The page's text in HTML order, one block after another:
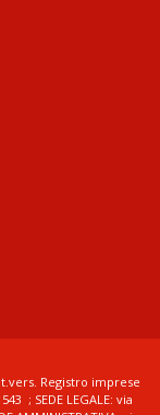
Registro imprese
; SEDE LEGALE: via